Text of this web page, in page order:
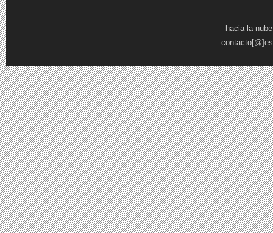
hacia la